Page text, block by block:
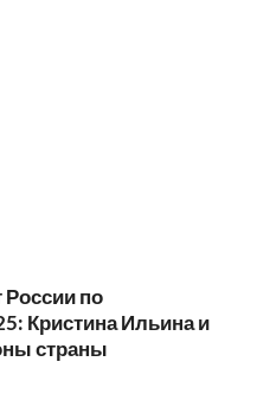
по
Кристина Ильина и
страны